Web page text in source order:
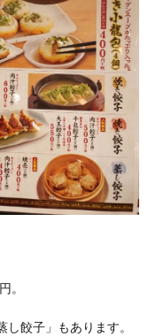
。
餃子」もあります。